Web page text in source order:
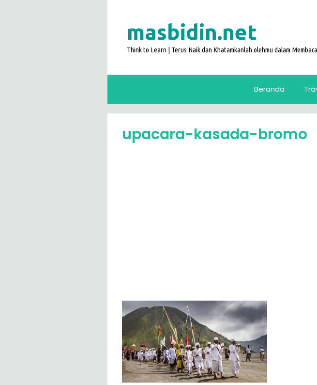
masbidin.net
Think to Learn | Terus Naik dan Khatamkanlah olehmu dalam
Beranda
upacara-kasada-bromo